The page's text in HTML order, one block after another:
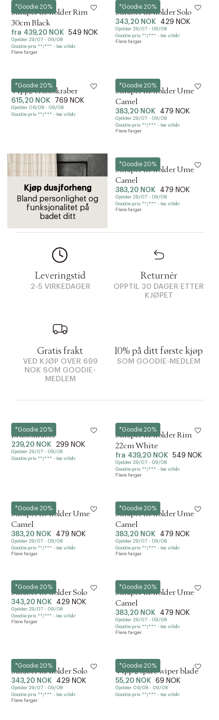
*Goodie 20%
Zone
Skraper m. holder Rim
30cm Black
fra 439,20 NOK 549 NOK
Gjelder 29/07 - 09/08
Goodie-pris **/*** - les vilkår
Flere farger
*Goodie 20%
Zone
Skraber m. holder Solo
343,20 NOK 429 NOK
Gjelder 29/07 - 09/08
Goodie-pris **/*** - les vilkår
Flere farger
*Goodie 20%
Vipp
Vipp2 bruseskraber
615,20 NOK 769 NOK
Gjelder 06/08 - 09/08
Goodie-pris **/*** - les vilkår
*Goodie 20%
Zone
Skraper m. holder Ume
Camel
383,20 NOK 479 NOK
Gjelder 29/07 - 09/08
Goodie-pris **/*** - les vilkår
Flere farger
*Goodie 20%
Zone
Skraper m. holder Ume
Camel
383,20 NOK 479 NOK
Gjelder 29/07 - 09/08
Goodie-pris **/*** - les vilkår
Flere farger
*Goodie 20%
Eva Solo
Bruseskraber
239,20 NOK 299 NOK
Gjelder 29/07 - 09/08
Goodie-pris **/*** - les vilkår
*Goodie 20%
Zone
Skraper m. holder Rim
22cm White
fra 439,20 NOK 549 NOK
Gjelder 29/07 - 09/08
Goodie-pris **/*** - les vilkår
Flere farger
*Goodie 20%
Zone
Skraper m. holder Ume
Camel
383,20 NOK 479 NOK
Gjelder 29/07 - 09/08
Goodie-pris **/*** - les vilkår
Flere farger
*Goodie 20%
Zone
Skraper m. holder Ume
Camel
383,20 NOK 479 NOK
Gjelder 29/07 - 09/08
Goodie-pris **/*** - les vilkår
Flere farger
*Goodie 20%
Zone
Skraber m. holder Solo
343,20 NOK 429 NOK
Gjelder 29/07 - 09/08
Goodie-pris **/*** - les vilkår
Flere farger
*Goodie 20%
Zone
Skraper m. holder Ume
Camel
383,20 NOK 479 NOK
Gjelder 29/07 - 09/08
Goodie-pris **/*** - les vilkår
Flere farger
*Goodie 20%
Zone
Skraber m. holder Solo
343,20 NOK 429 NOK
Gjelder 29/07 - 09/08
Goodie-pris **/*** - les vilkår
Flere farger
*Goodie 20%
Vipp
Vipp 2 spare wiper blade
55,20 NOK 69 NOK
Gjelder 06/08 - 09/08
Goodie-pris **/*** - les vilkår
Kjøp dusjforheng
Bland personlighet og
funksjonalitet på
badet ditt
Leveringstid
2-5 VIRKEDAGER
Returnér
OPPTIL 30 DAGER ETTER
KJØPET
Gratis frakt
VED KJØP OVER 699
NOK SOM GOODIE-
MEDLEM
10% på ditt første kjøp
SOM GOODIE-MEDLEM